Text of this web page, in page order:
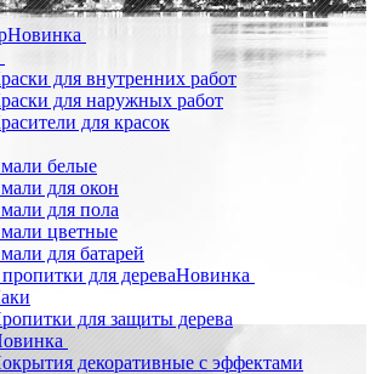
Новинка
для внутренних работ
для наружных работ
для красок
белые
для окон
для пола
цветные
для батарей
для дереваНовинка
для защиты дерева
декоративные с эффектами